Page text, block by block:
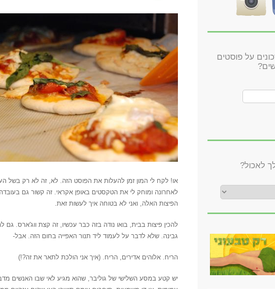
או! לקח לי המון זמן להעלות את הפוסט הזה. לא, זה לא רק בשל
לאחרונה ומוחק לי את הטקסטים באופן אקראי. זה קשור גם
הפיצות האלה, ואני לא בטוחה איך לעשות זאת.
להכין פיצות בבית, בואו נודה בזה כבר עכשיו, זה קצת ווג'ארס.
גבינה. שלא לדבר על לעמוד ליד תנור האפייה בחום הזה. אבל-
הריח. אלוהים אדירים, הריח. (איך אני הולכת לתאר את זה?!)
יש קטע במסע השלישי של גוליבר, שהוא מגיע לאי שבו האנשים
על פוסטים
לאכול?